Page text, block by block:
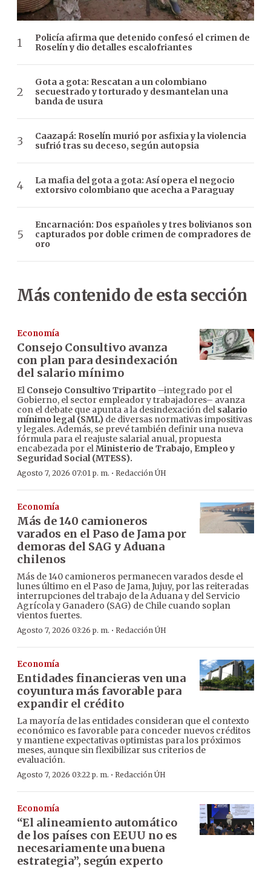
Policía afirma que detenido confesó el crimen de
Roselín y dio detalles escalofriantes
Gota a gota: Rescatan a un colombiano
secuestrado y torturado y desmantelan una
banda de usura
Caazapá: Roselín murió por asfixia y la violencia
sufrió tras su deceso, según autopsia
La mafia del gota a gota: Así opera el negocio
extorsivo colombiano que acecha a Paraguay
Encarnación: Dos españoles y tres bolivianos son
capturados por doble crimen de compradores de
oro
Más contenido de esta sección
Economía
Consejo Consultivo avanza
con plan para desindexación
del salario mínimo
El Consejo Consultivo Tripartito –integrado por el
Gobierno, el sector empleador y trabajadores– avanza
con el debate que apunta a la desindexación del salario
mínimo legal (SML) de diversas normativas impositivas
y legales. Además, se prevé también definir una nueva
fórmula para el reajuste salarial anual, propuesta
encabezada por elMinisterio de Trabajo, Empleo y
Seguridad Social (MTESS).
Agosto 7, 2026 07:01 p. m. · Redacción ÚH
Economía
Más de 140 camioneros
varados en el Paso de Jama por
demoras del SAG y Aduana
chilenos
Más de 140 camioneros permanecen varados desde el
lunes último en el Paso de Jama, Jujuy, por las reiteradas
interrupciones del trabajo de la Aduana y del Servicio
Agrícola y Ganadero (SAG) de Chile cuando soplan
vientos fuertes.
Agosto 7, 2026 03:26 p. m. · Redacción ÚH
Economía
Entidades financieras ven una
coyuntura más favorable para
expandir el crédito
La mayoría de las entidades consideran que el contexto
económico es favorable para conceder nuevos créditos
y mantiene expectativas optimistas para los próximos
meses, aunque sin flexibilizar sus criterios de
evaluación.
Agosto 7, 2026 03:22 p. m. · Redacción ÚH
Economía
“El alineamiento automático
de los países con EEUU no es
necesariamente una buena
estrategia”, según experto